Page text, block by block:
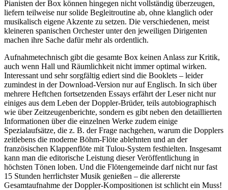
Pianisten der Box können hingegen nicht vollständig überzeugen,
liefern teilweise nur solide Begleitroutine ab, ohne klanglich oder
musikalisch eigene Akzente zu setzen. Die verschiedenen, meist
kleineren spanischen Orchester unter den jeweiligen Dirigenten
machen ihre Sache dafür mehr als ordentlich.
Aufnahmetechnisch gibt die gesamte Box keinen Anlass zur Kritik,
auch wenn Hall und Räumlichkeit nicht immer optimal wirken.
Interessant und sehr sorgfältig ediert sind die Booklets – leider
zumindest in der Download-Version nur auf Englisch. In sich über
mehrere Heftchen fortsetzenden Essays erfährt der Leser nicht nur
einiges aus dem Leben der Doppler-Brüder, teils autobiographisch
wie über Zeitzeugenberichte, sondern es gibt neben den detaillierten
Informationen über die einzelnen Werke zudem einige
Spezialaufsätze, die z. B. der Frage nachgehen, warum die Dopplers
zeitlebens die moderne Böhm-Flöte ablehnten und an der
französischen Klappenflöte mit Tulou-System festhielten. Insgesamt
kann man die editorische Leistung dieser Veröffentlichung in
höchsten Tönen loben. Und die Flötengemeinde darf nicht nur fast
15 Stunden herrlichster Musik genießen – die allererste
Gesamtaufnahme der Doppler-Kompositionen ist schlicht ein Muss!